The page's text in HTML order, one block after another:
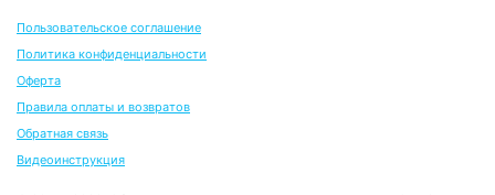
Пользовательское соглашение
Политика конфиденциальности
Оферта
Правила оплаты и возвратов
Обратная связь
Видеоинструкция